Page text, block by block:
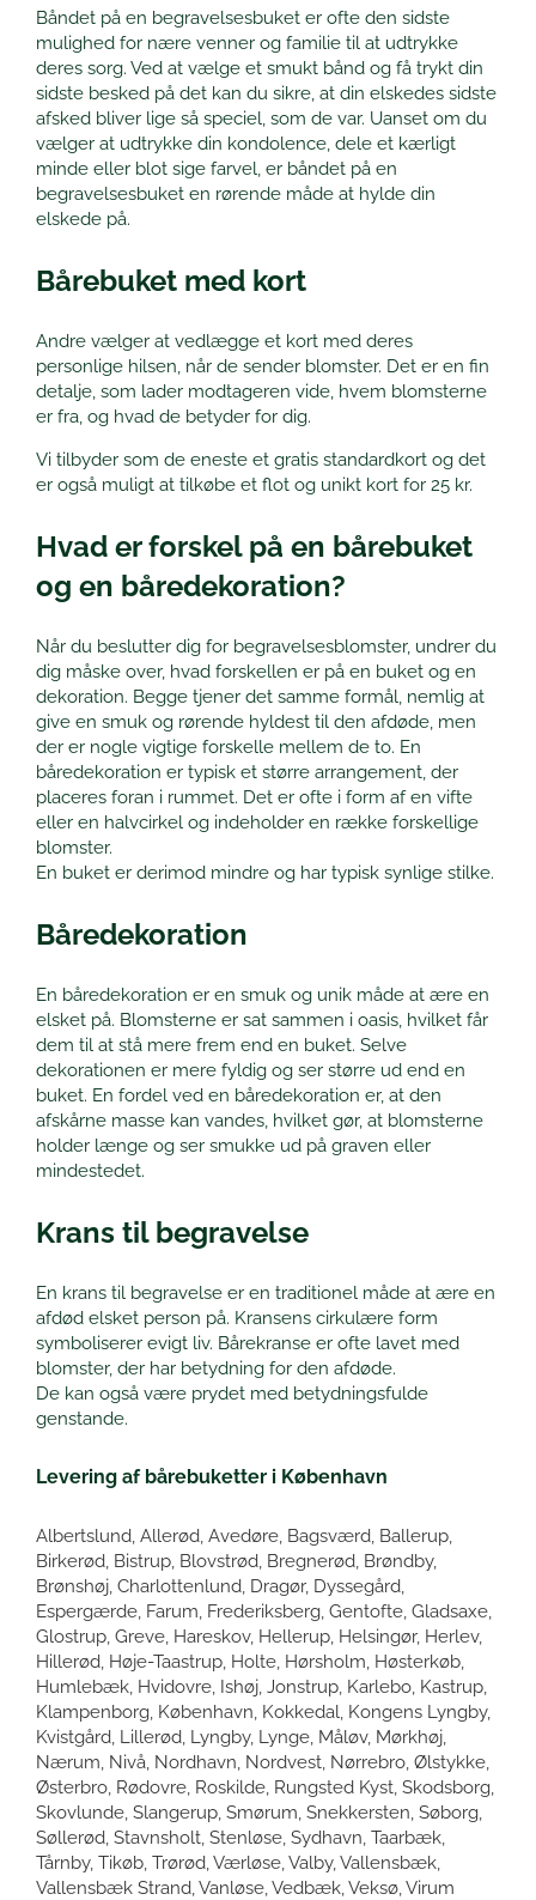
Båndet på en begravelsesbuket er ofte den sidste
mulighed for nære venner og familie til at udtrykke
deres sorg. Ved at vælge et smukt bånd og få trykt din
sidste besked på det kan du sikre, at din elskedes sidste
afsked bliver lige så speciel, som de var. Uanset om du
vælger at udtrykke din kondolence, dele et kærligt
minde eller blot sige farvel, er båndet på en
begravelsesbuket en rørende måde at hylde din
elskede på.
Bårebuket med kort
Andre vælger at vedlægge et kort med deres
personlige hilsen, når de sender blomster. Det er en fin
detalje, som lader modtageren vide, hvem blomsterne
er fra, og hvad de betyder for dig.
Vi tilbyder som de eneste et gratis standardkort og det
er også muligt at tilkøbe et flot og unikt kort for 25 kr.
Hvad er forskel på en bårebuket
og en båredekoration?
Når du beslutter dig for begravelsesblomster, undrer du
dig måske over, hvad forskellen er på en buket og en
dekoration. Begge tjener det samme formål, nemlig at
give en smuk og rørende hyldest til den afdøde, men
der er nogle vigtige forskelle mellem de to. En
båredekoration er typisk et større arrangement, der
placeres foran i rummet. Det er ofte i form af en vifte
eller en halvcirkel og indeholder en række forskellige
blomster.
En buket er derimod mindre og har typisk synlige stilke.
Båredekoration
En båredekoration er en smuk og unik måde at ære en
elsket på. Blomsterne er sat sammen i oasis, hvilket får
dem til at stå mere frem end en buket. Selve
dekorationen er mere fyldig og ser større ud end en
buket. En fordel ved en båredekoration er, at den
afskårne masse kan vandes, hvilket gør, at blomsterne
holder længe og ser smukke ud på graven eller
mindestedet.
Krans til begravelse
En krans til begravelse er en traditionel måde at ære en
afdød elsket person på. Kransens cirkulære form
symboliserer evigt liv. Bårekranse er ofte lavet med
blomster, der har betydning for den afdøde.
De kan også være prydet med betydningsfulde
genstande.
Levering af bårebuketter i København
Albertslund Allerød Avedøre Bagsværd Ballerup
Birkerød Bistrup Blovstrød Bregnerød Brøndby
Brønshøj Charlottenlund Dragør Dyssegård
Espergærde Farum Frederiksberg Gentofte Gladsaxe
Glostrup Greve Hareskov Hellerup Helsingør Herlev
Hillerød Høje-Taastrup Holte Hørsholm Høsterkøb
Humlebæk Hvidovre Ishøj Jonstrup Karlebo Kastrup
Klampenborg København Kokkedal Kongens Lyngby
Kvistgård Lillerød Lyngby Lynge Måløv Mørkhøj
Nærum Nivå Nordhavn Nordvest Nørrebro Ølstykke
Østerbro Rødovre Roskilde Rungsted Kyst Skodsborg
Skovlunde Slangerup Smørum Snekkersten Søborg
Søllerød Stavnsholt Stenløse Sydhavn Taarbæk
Tårnby Tikøb Trørød Værløse Valby Vallensbæk
Vallensbæk Strand Vanløse Vedbæk Veksø Virum